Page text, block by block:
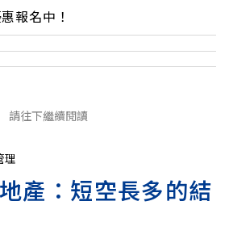
報名中！
請往下繼續閱讀
理
產：短空長多的結